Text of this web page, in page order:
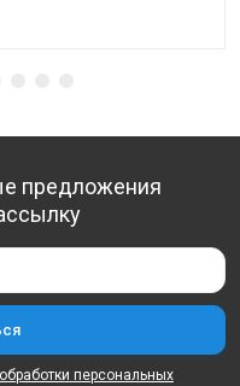
предложения
персональных